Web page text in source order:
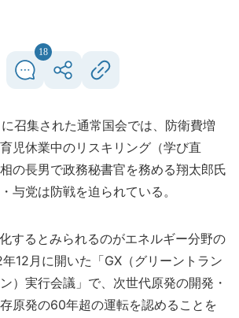
18
召集された通常国会では、防衛費増
児休業中のリスキリング（学び直
の長男で政務秘書官を務める翔太郎氏
与党は防戦を迫られている。
するとみられるのがエネルギー分野の
12月に開いた「GX（グリーントラン
）実行会議」で、次世代原発の開発・
原発の60年超の運転を認めることを